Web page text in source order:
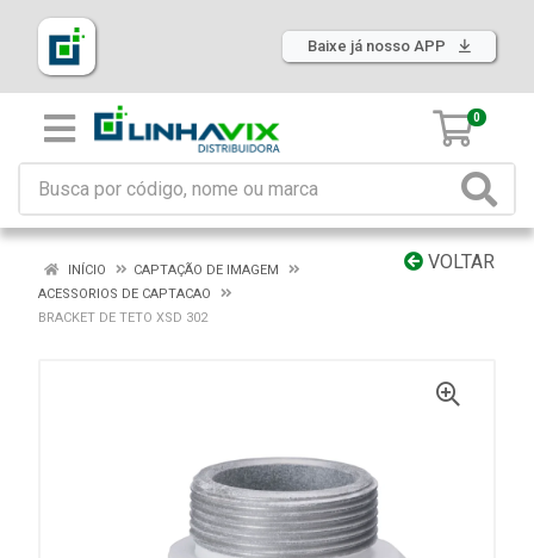
Baixe já nosso APP
0
VOLTAR
INÍCIO
CAPTAÇÃO DE IMAGEM
ACESSORIOS DE CAPTACAO
BRACKET DE TETO XSD 302